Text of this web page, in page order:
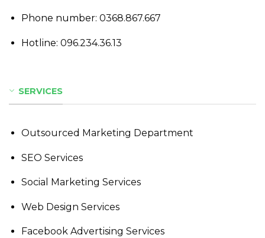
Phone number: 0368.867.667
Hotline: 096.234.36.13
SERVICES
Outsourced Marketing Department
SEO Services
Social Marketing Services
Web Design Services
Facebook Advertising Services